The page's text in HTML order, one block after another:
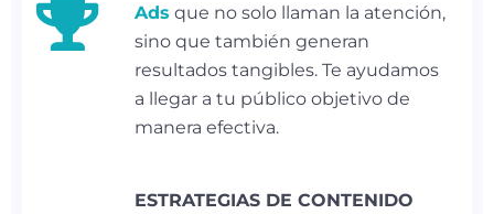
Ads que no solo llaman la atención,
sino que también generan
resultados tangibles. Te ayudamos
a llegar a tu público objetivo de
manera efectiva.
ESTRATEGIAS DE CONTENIDO